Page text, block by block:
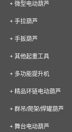
+ 微型电动葫芦
+ 手拉葫芦
+ 手扳葫芦
+ 其他起重工具
+ 多功能提升机
+ 精品环链电动葫芦
+ 群吊/爬架/焊罐葫芦
+ 舞台电动葫芦